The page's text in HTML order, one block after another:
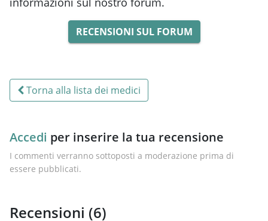
RECENSIONI SUL FORUM
Torna alla lista dei medici
Accedi per inserire la tua recensione
I commenti verranno sottoposti a moderazione prima di
essere pubblicati.
Recensioni (6)